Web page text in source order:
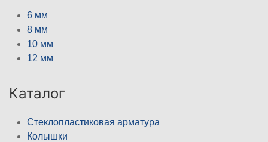
6 мм
8 мм
10 мм
12 мм
Каталог
Стеклопластиковая арматура
Колышки